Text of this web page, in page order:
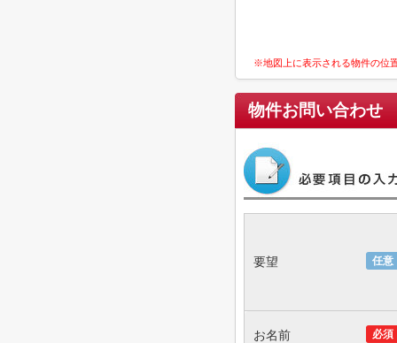
※地図上に表示される物件の位
物件お問い合わせ
任意
要望
必須
お名前